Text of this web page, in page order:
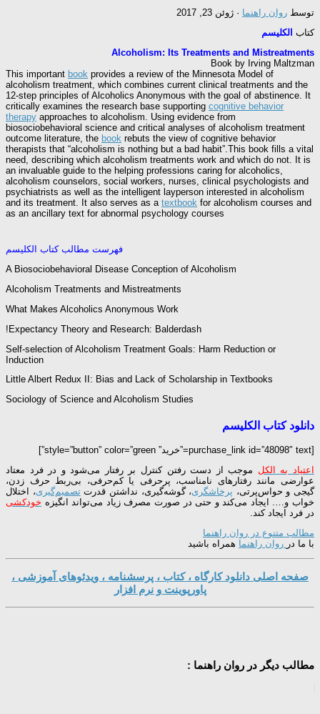
توسط روان راهنما · ژوئن 23, 2017
کتاب الکلیسم
Alcoholism: Its Treatments and Mistreatments
Book by Irving Maltzman
This important book provides a review of the Minnesota Model of
alcoholism treatment, which combines current clinical treatments and the
12-step principles of Alcoholics Anonymous with the goal of abstinence. It
critically examines the research base supporting cognitive behavior
therapy approaches to alcoholism. Using evidence from
biosociobehavioral science and critical analyses of alcoholism treatment
outcome literature, the book rebuts the view of cognitive behavior
therapists that “alcoholism is nothing but a bad habit”.This book fills a vital
need, describing which alcoholism treatments work and which do not. It is
an invaluable guide to the helping professions caring for alcoholics,
alcoholism counselors, social workers, nurses, clinical psychologists and
psychiatrists as well as the intelligent layperson interested in alcoholism
and its treatment. It also serves as a textbook for alcoholism courses and
as an ancillary text for abnormal psychology courses
فهرست مطالب کتاب الکلیسم
A Biosociobehavioral Disease Conception of Alcoholism
Self-selection of Alcoholism Treatment Goals: Harm Reduction or
Induction
دانلود کتاب الکلیسم
[purchase_link id=”48098″ text=”خرید” style=”button” color=”green”]
اعتیاد به الکل موجب از دست رفتن کنترل بر رفتار می‌شود و در فرد معتاد
عوارضی مانند رفتارهای نامناسب، پرحرفی یا کم‌حرفی، بی‌ربط حرف زدن،
گیجی و حواس‌پرتی، پرخاشگری، گوشه‌گیری، نداشتن قدرتتصمیم‌گیری، اختلال
خواب و…. ایجاد می‌کند و حتی در صورت مصرف زیاد می‌تواند انگیزه خودکشی
در فرد ایجاد کند.
مطالب متنوع در روان راهنما
با ما در روان راهنما همراه باشید
صفحه اصلی دانلود کارگاه ، کتاب ، پرسشنامه ، ویدئوهای آموزشی ،
پاورپوینت و نرم افزار
مطالب دیگر در روان راهنما :